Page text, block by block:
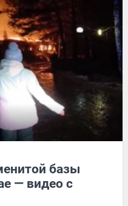
базы
— видео с